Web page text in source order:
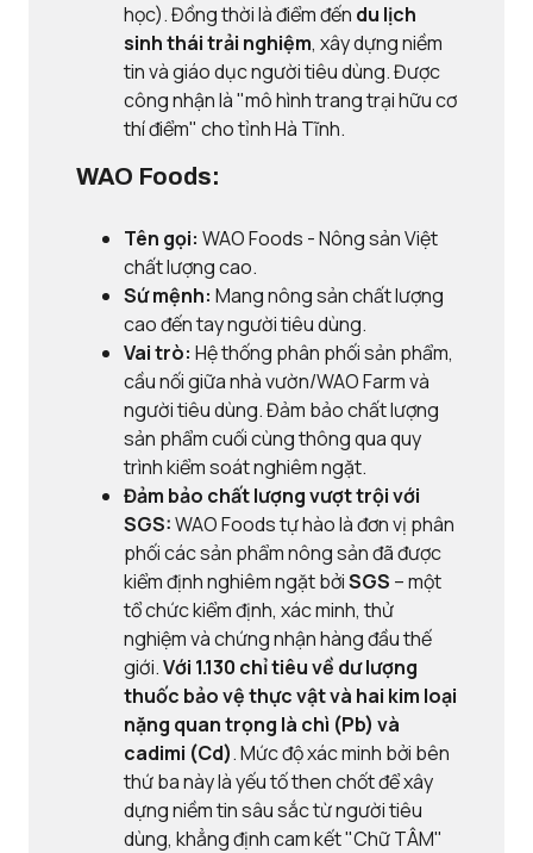
học). Đồng thời là điểm đến du lịch
sinh thái trải nghiệm, xây dựng niềm
tin và giáo dục người tiêu dùng. Được
công nhận là "mô hình trang trại hữu cơ
thí điểm" cho tỉnh Hà Tĩnh.
WAO Foods:
Tên gọi: WAO Foods - Nông sản Việt
chất lượng cao.
Sứ mệnh: Mang nông sản chất lượng
cao đến tay người tiêu dùng.
Vai trò: Hệ thống phân phối sản phẩm,
cầu nối giữa nhà vườn/WAO Farm và
người tiêu dùng. Đảm bảo chất lượng
sản phẩm cuối cùng thông qua quy
trình kiểm soát nghiêm ngặt.
Đảm bảo chất lượng vượt trội với
SGS:WAO Foods tự hào là đơn vị phân
phối các sản phẩm nông sản đã được
kiểm định nghiêm ngặt bởiSGS – một
tổ chức kiểm định, xác minh, thử
nghiệm và chứng nhận hàng đầu thế
giới.Với 1.130 chỉ tiêu về dư lượng
thuốc bảo vệ thực vật và hai kim loại
nặng quan trọng là chì (Pb) và
cadimi (Cd). Mức độ xác minh bởi bên
thứ ba này là yếu tố then chốt để xây
dựng niềm tin sâu sắc từ người tiêu
dùng, khẳng định cam kết "Chữ TÂM"